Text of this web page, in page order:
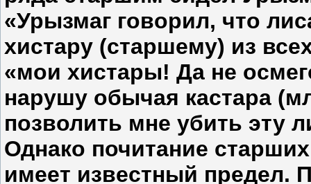
«Урызмаг говорил, что
хистару (старшему) из
«мои хистары! Да не
нарушу обычая кастара
позволить мне убить эту
Однако почитание
имеет известный предел.